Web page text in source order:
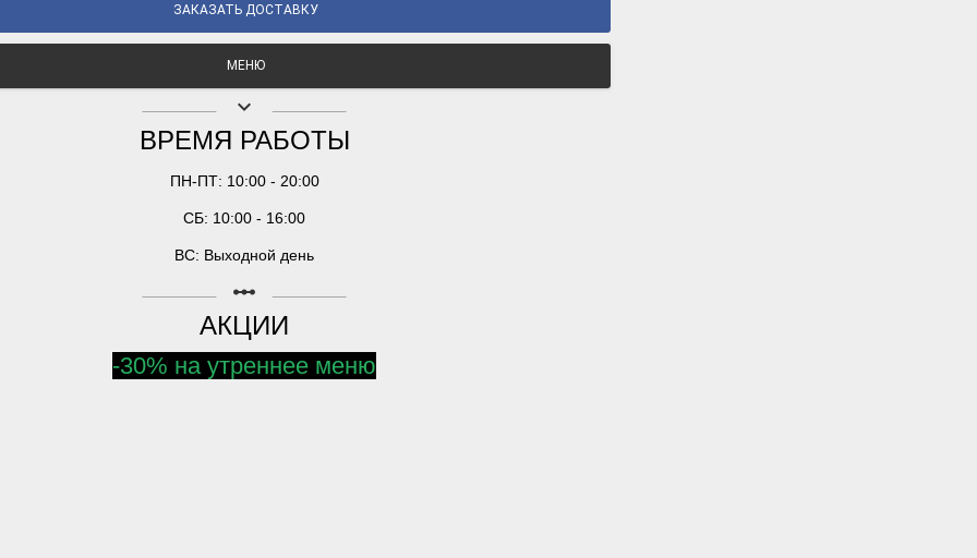
ЗАКАЗАТЬ ДОСТАВКУ
МЕНЮ
keyboard_arrow_down
ВРЕМЯ РАБОТЫ
ПН-ПТ: 10:00 - 20:00
СБ: 10:00 - 16:00
ВС: Выходной день
linear_scale
АКЦИИ
-30% на утреннее меню